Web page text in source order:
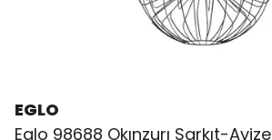
EGLO
Eglo 98688 Okınzurı Sarkıt-Avize